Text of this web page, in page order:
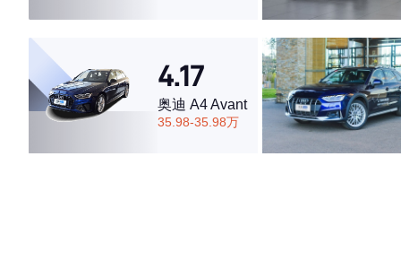
·空间表现一般，低于79%同级车
4.17
奥迪 A4 Avant
35.98-35.98万